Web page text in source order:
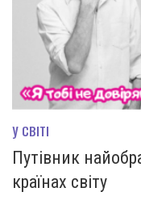
У СВІТІ
Путівник
країнах світу